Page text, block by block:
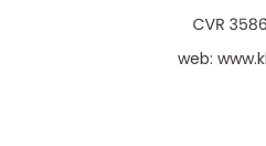
web: